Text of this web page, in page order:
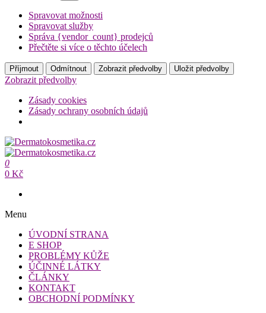
Spravovat možnosti
Spravovat služby
Správa {vendor_count} prodejců
Přečtěte si více o těchto účelech
Příjmout Odmítnout Zobrazit předvolby Uložit předvolby
Zobrazit předvolby
Zásady cookies
Zásady ochrany osobních údajů
Přeskočit
na
obsah
Dermatokosmetika.cz
Dermatokosmetika.cz
0
0 Kč
Menu
ÚVODNÍ STRANA
E SHOP
PROBLÉMY KŮŽE
ÚČINNÉ LÁTKY
ČLÁNKY
KONTAKT
OBCHODNÍ PODMÍNKY